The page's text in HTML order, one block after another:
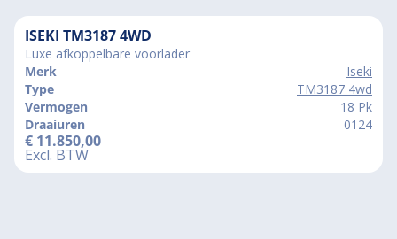
ISEKI TM3187 4WD
Luxe afkoppelbare voorlader
Merk
Iseki
Type
TM3187 4wd
Vermogen
18 Pk
Draaiuren
0124
€ 11.850,00
Excl. BTW